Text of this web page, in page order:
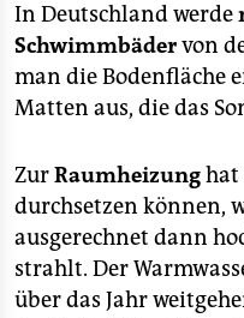
In Deutschland werde
Schwimmbädervon
man die Bodenfläche
Matten aus, die das
ZurRaumheizunghat
durchsetzen können,
ausgerechnet dann
strahlt. Der
über das Jahr